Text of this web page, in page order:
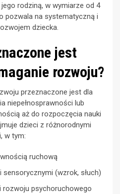
rodziną, w wymiarze od 4
pozwala na systematyczną i
dziecka.
jest
rozwoju?
przeznaczone jest dla
niepełnosprawności lub
aż do rozpoczęcia nauki
dzieci z różnorodnymi
w tym:
ruchową
sensorycznymi (wzrok, słuch)
rozwoju psychoruchowego